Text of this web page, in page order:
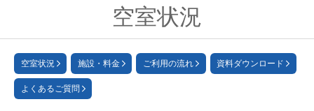
空室状況
空室状況 施設・料金 ご利用の流れ 資料ダウンロード
よくあるご質問